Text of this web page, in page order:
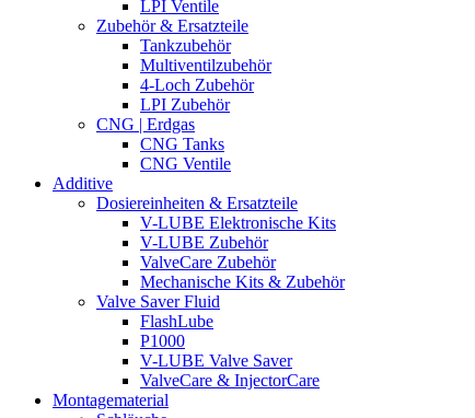
LPI Ventile
Zubehör & Ersatzteile
Tankzubehör
Multiventilzubehör
4-Loch Zubehör
LPI Zubehör
CNG | Erdgas
CNG Tanks
CNG Ventile
Additive
Dosiereinheiten & Ersatzteile
V-LUBE Elektronische Kits
V-LUBE Zubehör
ValveCare Zubehör
Mechanische Kits & Zubehör
Valve Saver Fluid
FlashLube
P1000
V-LUBE Valve Saver
ValveCare & InjectorCare
Montagematerial